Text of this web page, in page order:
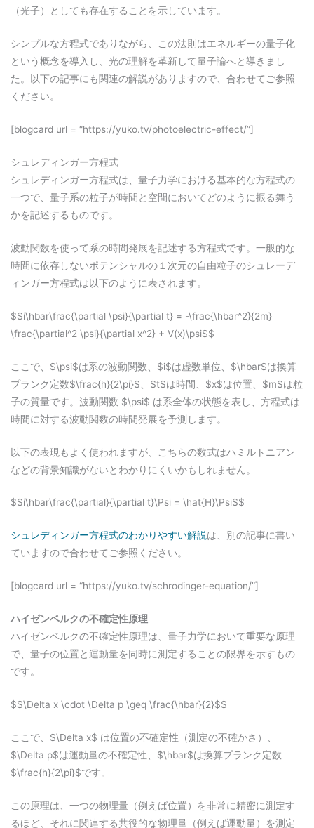
（光子）としても存在することを示しています。
シンプルな方程式でありながら、この法則はエネルギーの量子化
という概念を導入し、光の理解を革新して量子論へと導きまし
た。以下の記事にも関連の解説がありますので、合わせてご参照
ください。
[blogcard url = “https://yuko.tv/photoelectric-effect/”]
シュレディンガー方程式
シュレディンガー方程式は、量子力学における基本的な方程式の
一つで、量子系の粒子が時間と空間においてどのように振る舞う
かを記述するものです。
波動関数を使って系の時間発展を記述する方程式です。一般的な
時間に依存しないポテンシャルの１次元の自由粒子のシュレーデ
ィンガー方程式は以下のように表されます。
$$i\hbar\frac{\partial \psi}{\partial t} = -\frac{\hbar^2}{2m}
\frac{\partial^2 \psi}{\partial x^2} + V(x)\psi$$
ここで、$\psi$は系の波動関数、$i$は虚数単位、$\hbar$は換算
プランク定数$\frac{h}{2\pi}$、$t$は時間、$x$は位置、$m$は粒
子の質量です。波動関数 $\psi$ は系全体の状態を表し、方程式は
時間に対する波動関数の時間発展を予測します。
以下の表現もよく使われますが、こちらの数式はハミルトニアン
などの背景知識がないとわかりにくいかもしれません。
$$i\hbar\frac{\partial}{\partial t}\Psi = \hat{H}\Psi$$
シュレディンガー方程式のわかりやすい解説は、別の記事に書い
ていますので合わせてご参照ください。
[blogcard url = “https://yuko.tv/schrodinger-equation/”]
ハイゼンベルクの不確定性原理
ハイゼンベルクの不確定性原理は、量子力学において重要な原理
で、量子の位置と運動量を同時に測定することの限界を示すもの
です。
$$\Delta x \cdot \Delta p \geq \frac{\hbar}{2}$$
ここで、$\Delta x$ は位置の不確定性（測定の不確かさ）、
$\Delta p$は運動量の不確定性、$\hbar$は換算プランク定数
$\frac{h}{2\pi}$です。
この原理は、一つの物理量（例えば位置）を非常に精密に測定す
るほど、それに関連する共役的な物理量（例えば運動量）を測定